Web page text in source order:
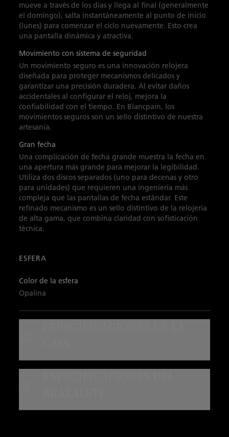
mueve a través de los días y llega al final (generalmente
el domingo), salta instantáneamente al punto de inicio
(lunes) para comenzar el ciclo nuevamente. Esto crea
una pantalla dinámica y atractiva.
Movimiento con sistema de seguridad
Un movimiento seguro es una innovación relojera
diseñada para proteger mecanismos delicados y
garantizar una precisión duradera. Al evitar daños
accidentales al configurar el reloj, mejora la
confiabilidad con el tiempo. En Blancpain, los
movimientos seguros son un sello distintivo de nuestra
artesanía.
Gran fecha
Una complicación de fecha grande muestra la fecha en
una apertura más grande para mejorar la legibilidad.
Utiliza dos discos separados (uno para decenas y otro
para unidades) que requieren una ingeniería más
compleja que las pantallas de fecha estándar. Este
refinado mecanismo es un sello distintivo de la relojería
de alta gama, que combina claridad con sofisticación
técnica.
ESFERA
Color de la esfera
Opalina
Resistencia al agua